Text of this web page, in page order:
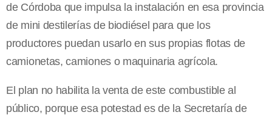
de Córdoba que impulsa la instalación en esa provincia
de mini destilerías de biodiésel para que los
productores puedan usarlo en sus propias flotas de
camionetas, camiones o maquinaria agrícola.
El plan no habilita la venta de este combustible al
público, porque esa potestad es de la Secretaría de